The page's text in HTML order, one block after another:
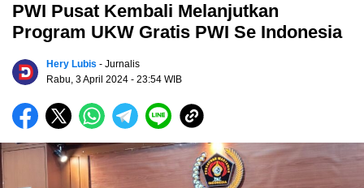
PWI Pusat Kembali Melanjutkan
Program UKW Gratis PWI Se Indonesia
Hery Lubis - Jurnalis
Rabu, 3 April 2024 - 23:54 WIB